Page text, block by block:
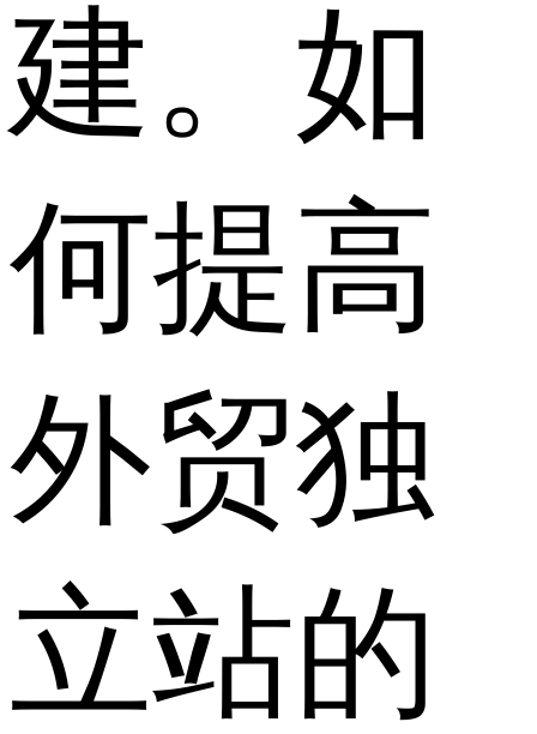
建。如
何提高
外贸独
立站的